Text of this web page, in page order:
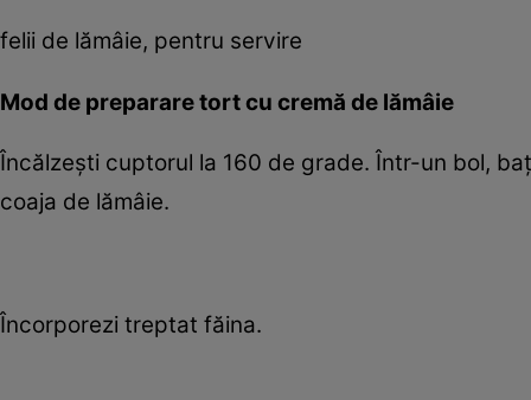
felii de lămâie, pentru servire
Mod de preparare tort cu cremă de lămâie
Încălzeşti cuptorul la 160 de grade. Într-un bol,
coaja de lămâie.
Încorporezi treptat făina.